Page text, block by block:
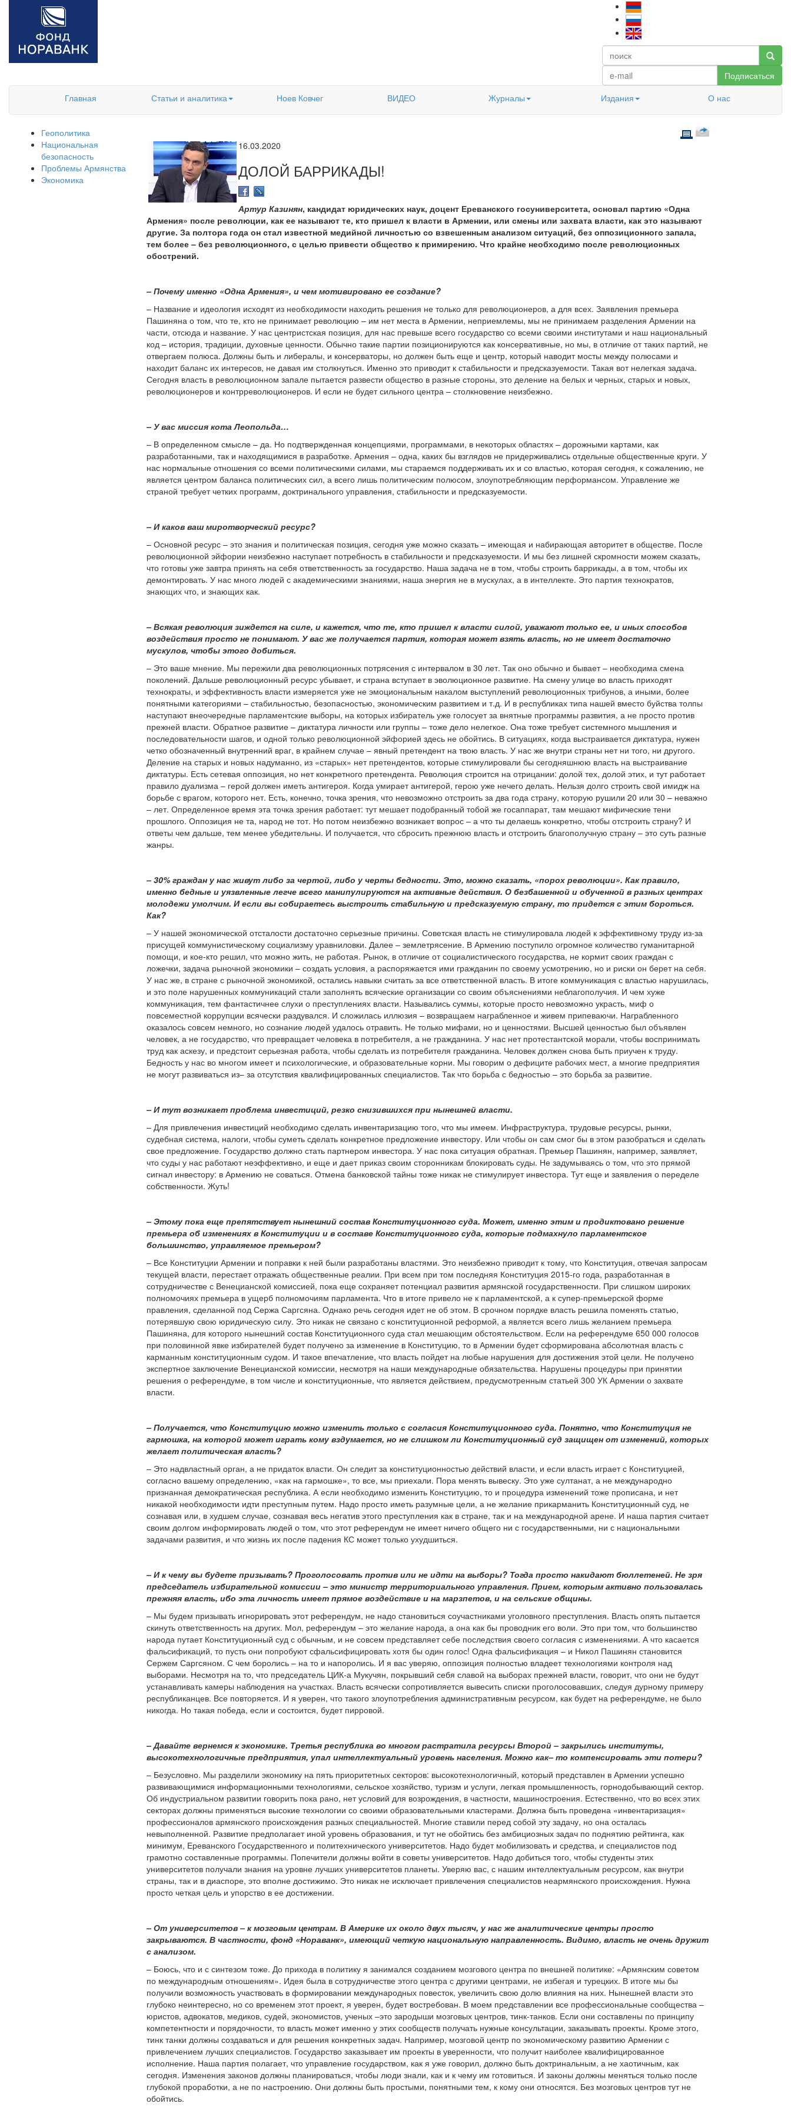
Подписаться
Главная
Статьи и аналитика Ноев Ковчег ВИДЕО Журналы Издания О нас
Геополитика
Национальная
безопасность
Проблемы Армянства
Экономика
16.03.2020
ДОЛОЙ БАРРИКАДЫ!
Артур Казинян, кандидат юридических наук, доцент Ереванского госуниверситета, основал партию «Одна
Армения» после революции, как ее называют те, кто пришел к власти в Армении, или смены или захвата власти, как это называют
другие. За полтора года он стал известной медийной личностью со взвешенным анализом ситуаций, без оппозиционного запала,
тем более – без революционного, с целью привести общество к примирению. Что крайне необходимо после революционных
обострений.
– Почему именно «Одна Армения», и чем мотивировано ее создание?
– Название и идеология исходят из необходимости находить решения не только для революционеров, а для всех. Заявления премьера
Пашиняна о том, что те, кто не принимает революцию – им нет места в Армении, неприемлемы, мы не принимаем разделения Армении на
части, отсюда и название. У нас центристская позиция, для нас превыше всего государство со всеми своими институтами и наш национальный
код – история, традиции, духовные ценности. Обычно такие партии позиционируются как консервативные, но мы, в отличие от таких партий, не
отвергаем полюса. Должны быть и либералы, и консерваторы, но должен быть еще и центр, который наводит мосты между полюсами и
находит баланс их интересов, не давая им столкнуться. Именно это приводит к стабильности и предсказуемости. Такая вот нелегкая задача.
Сегодня власть в революционном запале пытается развести общество в разные стороны, это деление на белых и черных, старых и новых,
революционеров и контрреволюционеров. И если не будет сильного центра – столкновение неизбежно.
– У вас миссия кота Леопольда…
– В определенном смысле – да. Но подтвержденная концепциями, программами, в некоторых областях – дорожными картами, как
разработанными, так и находящимися в разработке. Армения – одна, каких бы взглядов не придерживались отдельные общественные круги. У
нас нормальные отношения со всеми политическими силами, мы стараемся поддерживать их и со властью, которая сегодня, к сожалению, не
является центром баланса политических сил, а всего лишь политическим полюсом, злоупотребляющим перформансом. Управление же
страной требует четких программ, доктринального управления, стабильности и предсказуемости.
– И каков ваш миротворческий ресурс?
– Основной ресурс – это знания и политическая позиция, сегодня уже можно сказать – имеющая и набирающая авторитет в обществе. После
революционной эйфории неизбежно наступает потребность в стабильности и предсказуемости. И мы без лишней скромности можем сказать,
что готовы уже завтра принять на себя ответственность за государство. Наша задача не в том, чтобы строить баррикады, а в том, чтобы их
демонтировать. У нас много людей с академическими знаниями, наша энергия не в мускулах, а в интеллекте. Это партия технократов,
знающих что, и знающих как.
– Всякая революция зиждется на силе, и кажется, что те, кто пришел к власти силой, уважают только ее, и иных способов
воздействия просто не понимают. У вас же получается партия, которая может взять власть, но не имеет достаточно
мускулов, чтобы этого добиться.
– Это ваше мнение. Мы пережили два революционных потрясения с интервалом в 30 лет. Так оно обычно и бывает – необходима смена
поколений. Дальше революционный ресурс убывает, и страна вступает в эволюционное развитие. На смену улице во власть приходят
технократы, и эффективность власти измеряется уже не эмоциональным накалом выступлений революционных трибунов, а иными, более
понятными категориями – стабильностью, безопасностью, экономическим развитием и т.д. И в республиках типа нашей вместо буйства толпы
наступают внеочередные парламентские выборы, на которых избиратель уже голосует за внятные программы развития, а не просто против
прежней власти. Обратное развитие – диктатура личности или группы – тоже дело нелегкое. Она тоже требует системного мышления и
последовательности шагов, и одной только революционной эйфорией здесь не обойтись. В ситуациях, когда выстраивается диктатура, нужен
четко обозначенный внутренний враг, в крайнем случае – явный претендент на твою власть. У нас же внутри страны нет ни того, ни другого.
Деление на старых и новых надуманно, из «старых» нет претендентов, которые стимулировали бы сегодняшнюю власть на выстраивание
диктатуры. Есть сетевая оппозиция, но нет конкретного претендента. Революция строится на отрицании: долой тех, долой этих, и тут работает
правило дуализма – герой должен иметь антигероя. Когда умирает антигерой, герою уже нечего делать. Нельзя долго строить свой имидж на
борьбе с врагом, которого нет. Есть, конечно, точка зрения, что невозможно отстроить за два года страну, которую рушили 20 или 30 – неважно
– лет. Определенное время эта точка зрения работает: тут мешает подобранный тобой же госаппарат, там мешают мифические тени
прошлого. Оппозиция не та, народ не тот. Но потом неизбежно возникает вопрос – а что ты делаешь конкретно, чтобы отстроить страну? И
ответы чем дальше, тем менее убедительны. И получается, что сбросить прежнюю власть и отстроить благополучную страну – это суть разные
жанры.
– 30% граждан у нас живут либо за чертой, либо у черты бедности. Это, можно сказать, «порох революции». Как правило,
именно бедные и уязвленные легче всего манипулируются на активные действия. О безбашенной и обученной в разных центрах
молодежи умолчим. И если вы собираетесь выстроить стабильную и предсказуемую страну, то придется с этим бороться.
Как?
– У нашей экономической отсталости достаточно серьезные причины. Советская власть не стимулировала людей к эффективному труду из-за
присущей коммунистическому социализму уравниловки. Далее – землетрясение. В Армению поступило огромное количество гуманитарной
помощи, и кое-кто решил, что можно жить, не работая. Рынок, в отличие от социалистического государства, не кормит своих граждан с
ложечки, задача рыночной экономики – создать условия, а распоряжается ими гражданин по своему усмотрению, но и риски он берет на себя.
У нас же, в стране с рыночной экономикой, остались навыки считать за все ответственной власть. В итоге коммуникация с властью нарушилась,
и это поле нарушенных коммуникаций стали заполнять всяческие организации со своим объяснениями неблагополучия. И чем хуже
коммуникация, тем фантастичнее слухи о преступлениях власти. Назывались суммы, которые просто невозможно украсть, миф о
повсеместной коррупции всячески раздувался. И сложилась иллюзия – возвращаем награбленное и живем припеваючи. Награбленного
оказалось совсем немного, но сознание людей удалось отравить. Не только мифами, но и ценностями. Высшей ценностью был объявлен
человек, а не государство, что превращает человека в потребителя, а не гражданина. У нас нет протестантской морали, чтобы воспринимать
труд как аскезу, и предстоит серьезная работа, чтобы сделать из потребителя гражданина. Человек должен снова быть приучен к труду.
Бедность у нас во многом имеет и психологические, и образовательные корни. Мы говорим о дефиците рабочих мест, а многие предприятия
не могут развиваться из– за отсутствия квалифицированных специалистов. Так что борьба с бедностью – это борьба за развитие.
– И тут возникает проблема инвестиций, резко снизившихся при нынешней власти.
– Для привлечения инвестиций необходимо сделать инвентаризацию того, что мы имеем. Инфраструктура, трудовые ресурсы, рынки,
судебная система, налоги, чтобы суметь сделать конкретное предложение инвестору. Или чтобы он сам смог бы в этом разобраться и сделать
свое предложение. Государство должно стать партнером инвестора. У нас пока ситуация обратная. Премьер Пашинян, например, заявляет,
что суды у нас работают неэффективно, и еще и дает приказ своим сторонникам блокировать суды. Не задумываясь о том, что это прямой
сигнал инвестору: в Армению не соваться. Отмена банковской тайны тоже никак не стимулирует инвестора. Тут еще и заявления о переделе
собственности. Жуть!
– Этому пока еще препятствует нынешний состав Конституционного суда. Может, именно этим и продиктовано решение
премьера об изменениях в Конституции и в составе Конституционного суда, которые подмахнуло парламентское
большинство, управляемое премьером?
– Все Конституции Армении и поправки к ней были разработаны властями. Это неизбежно приводит к тому, что Конституция, отвечая запросам
текущей власти, перестает отражать общественные реалии. При всем при том последняя Конституция 2015-го года, разработанная в
сотрудничестве с Венецианской комиссией, пока еще сохраняет потенциал развития армянской государственности. При слишком широких
полномочиях премьера в ущерб полномочиям парламента. Что в итоге привело не к парламентской, а к супер-премьерской форме
правления, сделанной под Сержа Саргсяна. Однако речь сегодня идет не об этом. В срочном порядке власть решила поменять статью,
потерявшую свою юридическую силу. Это никак не связано с конституционной реформой, а является всего лишь желанием премьера
Пашиняна, для которого нынешний состав Конституционного суда стал мешающим обстоятельством. Если на референдуме 650 000 голосов
при половинной явке избирателей будет получено за изменение в Конституцию, то в Армении будет сформирована абсолютная власть с
карманным конституционным судом. И такое впечатление, что власть пойдет на любые нарушения для достижения этой цели. Не получено
экспертное заключение Венецианской комиссии, несмотря на наши международные обязательства. Нарушены процедуры при принятии
решения о референдуме, в том числе и конституционные, что является действием, предусмотренным статьей 300 УК Армении о захвате
власти.
– Получается, что Конституцию можно изменить только с согласия Конституционного суда. Понятно, что Конституция не
гармошка, на которой может играть кому вздумается, но не слишком ли Конституционный суд защищен от изменений, которых
желает политическая власть?
– Это надвластный орган, а не придаток власти. Он следит за конституционностью действий власти, и если власть играет с Конституцией,
согласно вашему определению, «как на гармошке», то все, мы приехали. Пора менять вывеску. Это уже султанат, а не международно
признанная демократическая республика. А если необходимо изменить Конституцию, то и процедура изменений тоже прописана, и нет
никакой необходимости идти преступным путем. Надо просто иметь разумные цели, а не желание прикарманить Конституционный суд, не
сознавая или, в худшем случае, сознавая весь негатив этого преступления как в стране, так и на международной арене. И наша партия считает
своим долгом информировать людей о том, что этот референдум не имеет ничего общего ни с государственными, ни с национальными
задачами развития, и что жизнь их после падения КС может только ухудшиться.
– И к чему вы будете призывать? Проголосовать против или не идти на выборы? Тогда просто накидают бюллетеней. Не зря
председатель избирательной комиссии – это министр территориального управления. Прием, которым активно пользовалась
прежняя власть, ибо эта личность имеет прямое воздействие и на марзпетов, и на сельские общины.
– Мы будем призывать игнорировать этот референдум, не надо становиться соучастниками уголовного преступления. Власть опять пытается
скинуть ответственность на других. Мол, референдум – это желание народа, а она как бы проводник его воли. Это при том, что большинство
народа путает Конституционный суд с обычным, и не совсем представляет себе последствия своего согласия с изменениями. А что касается
фальсификаций, то пусть они попробуют сфальсифицировать хотя бы один голос! Одна фальсификация – и Никол Пашинян становится
Сержем Саргсяном. С чем боролись – на то и напоролись. И я вас уверяю, оппозиция полностью владеет технологиями контроля над
выборами. Несмотря на то, что председатель ЦИК-а Мукучян, покрывший себя славой на выборах прежней власти, говорит, что они не будут
устанавливать камеры наблюдения на участках. Власть всячески сопротивляется вывесить списки проголосовавших, следуя дурному примеру
республиканцев. Все повторяется. И я уверен, что такого злоупотребления административным ресурсом, как будет на референдуме, не было
никогда. Но такая победа, если и состоится, будет пирровой.
– Давайте вернемся к экономике. Третья республика во многом растратила ресурсы Второй – закрылись институты,
высокотехнологичные предприятия, упал интеллектуальный уровень населения. Можно как– то компенсировать эти потери?
– Безусловно. Мы разделили экономику на пять приоритетных секторов: высокотехнологичный, который представлен в Армении успешно
развивающимися информационными технологиями, сельское хозяйство, туризм и услуги, легкая промышленность, горнодобывающий сектор.
Об индустриальном развитии говорить пока рано, нет условий для возрождения, в частности, машиностроения. Естественно, что во всех этих
секторах должны применяться высокие технологии со своими образовательными кластерами. Должна быть проведена «инвентаризация»
профессионалов армянского происхождения разных специальностей. Многие ставили перед собой эту задачу, но она осталась
невыполненной. Развитие предполагает иной уровень образования, и тут не обойтись без амбициозных задач по поднятию рейтинга, как
минимум, Ереванского Государственного и политехнического университетов. Надо будет мобилизовать и средства, и специалистов под
грамотно составленные программы. Попечители должны войти в советы университетов. Надо добиться того, чтобы студенты этих
университетов получали знания на уровне лучших университетов планеты. Уверяю вас, с нашим интеллектуальным ресурсом, как внутри
страны, так и в диаспоре, это вполне достижимо. Это никак не исключает привлечения специалистов неармянского происхождения. Нужна
просто четкая цель и упорство в ее достижении.
– От университетов – к мозговым центрам. В Америке их около двух тысяч, у нас же аналитические центры просто
закрываются. В частности, фонд «Нораванк», имеющий четкую национальную направленность. Видимо, власть не очень дружит
с анализом.
– Боюсь, что и с синтезом тоже. До прихода в политику я занимался созданием мозгового центра по внешней политике: «Армянским советом
по международным отношениям». Идея была в сотрудничестве этого центра с другими центрами, не избегая и турецких. В итоге мы бы
получили возможность участвовать в формировании международных повесток, увеличить свою долю влияния на них. Нынешней власти это
глубоко неинтересно, но со временем этот проект, я уверен, будет востребован. В моем представлении все профессиональные сообщества –
юристов, адвокатов, медиков, судей, экономистов, ученых –это зародыши мозговых центров, тинк-танков. Если они составлены по принципу
компетентности и порядочности, то власть может именно у этих сообществ получать нужные консультации, заказывать проекты. Кроме этого,
тинк танки должны создаваться и для решения конкретных задач. Например, мозговой центр по экономическому развитию Армении с
привлечением лучших специалистов. Государство заказывает им проекты в уверенности, что получит наиболее квалифицированное
исполнение. Наша партия полагает, что управление государством, как я уже говорил, должно быть доктринальным, а не хаотичным, как
сегодня. Изменения законов должны планироваться, чтобы люди знали, как и к чему им готовиться. И законы должны меняться только после
глубокой проработки, а не по настроению. Они должны быть простыми, понятными тем, к кому они относятся. Без мозговых центров тут не
обойтись.